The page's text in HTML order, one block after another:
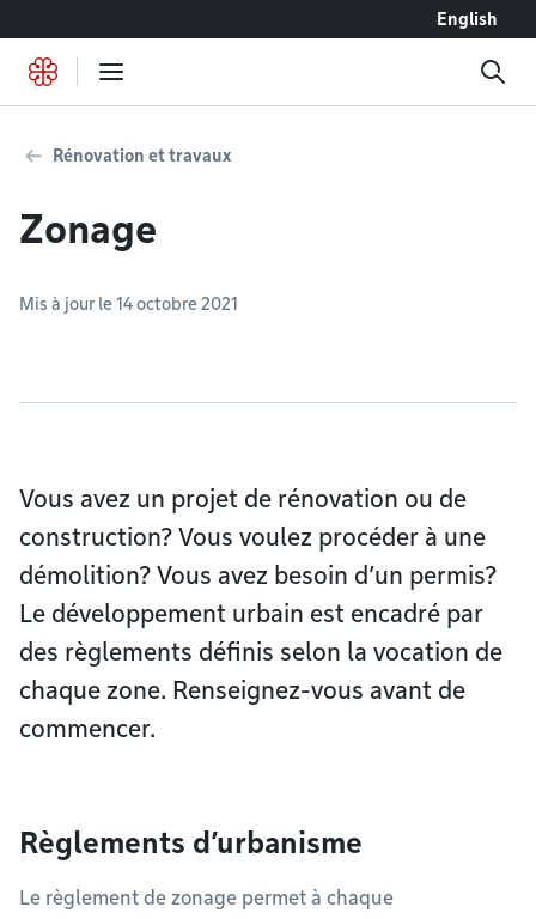
English
Rénovation et travaux
Zonage
Mis à jour le 14 octobre 2021
Vous avez un projet de rénovation ou de
construction? Vous voulez procéder à une
démolition? Vous avez besoin d’un permis?
Le développement urbain est encadré par
des règlements définis selon la vocation de
chaque zone. Renseignez-vous avant de
commencer.
Règlements d’urbanisme
Le règlement de zonage permet à chaque